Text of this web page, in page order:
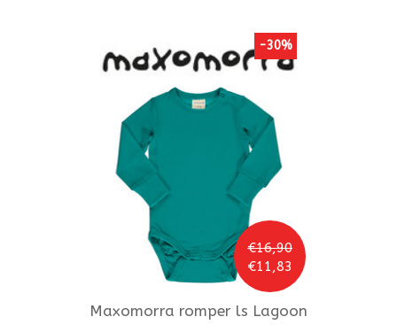
€16,90
€11,83
-30%
Maxomorra romper ls Lagoon